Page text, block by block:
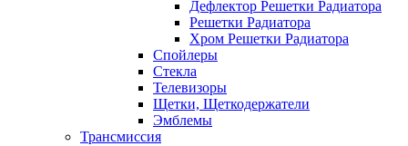
Дефлектор Решетки Радиатора
Решетки Радиатора
Хром Решетки Радиатора
Спойлеры
Стекла
Телевизоры
Щетки, Щеткодержатели
Эмблемы
Трансмиссия